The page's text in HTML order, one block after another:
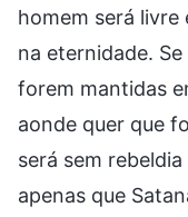
homem será
na eternidade.
forem mantidas
aonde quer que
será sem
apenas que